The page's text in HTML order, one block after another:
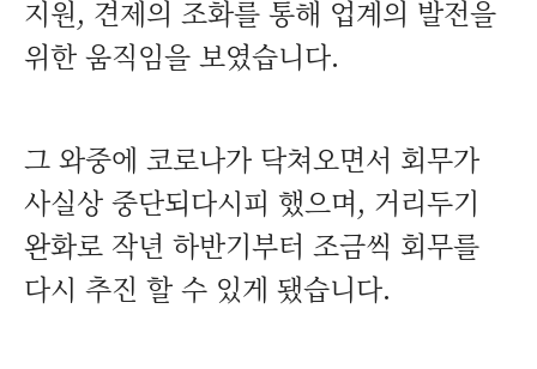
지원, 견제의 조화를 통해 업계의 발전을
위한 움직임을 보였습니다.
그 와중에 코로나가 닥쳐오면서 회무가
사실상 중단되다시피 했으며, 거리두기
완화로 작년 하반기부터 조금씩 회무를
다시 추진 할 수 있게 됐습니다.